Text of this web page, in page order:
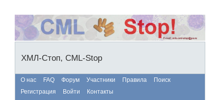
ХМЛ-Стоп, CML-Stop
О нас FAQ Форум Участники Правила
Поиск
Регистрация
Войти
Контакты